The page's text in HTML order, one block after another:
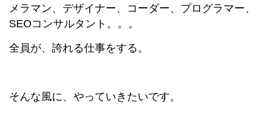
メラマン、デザイナー、コーダー、プログラマー、
SEOコンサルタント。。。
全員が、誇れる仕事をする。
そんな風に、やっていきたいです。